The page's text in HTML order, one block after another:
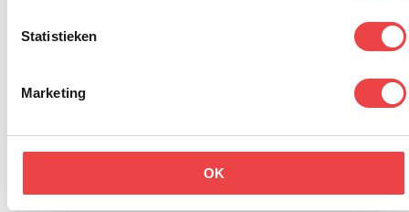
Statistieken
Marketing
OK
Fuse Integratie Specialist |